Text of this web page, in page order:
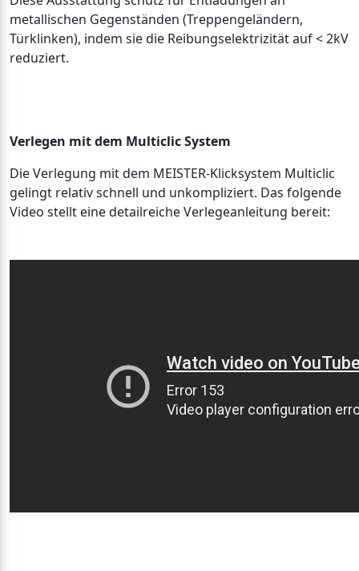
metallischen Gegenständen (Treppengeländern,
Türklinken), indem sie die Reibungselektrizität auf < 2kV
reduziert.
Verlegen mit dem Multiclic System
Die Verlegung mit dem MEISTER-Klicksystem Multiclic
gelingt relativ schnell und unkompliziert. Das folgende
Video stellt eine detailreiche Verlegeanleitung bereit: